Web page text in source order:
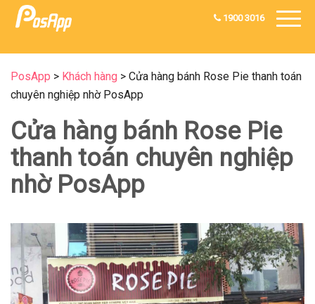
1900 3016
PosApp > Khách hàng > Cửa hàng bánh Rose Pie thanh toán
chuyên nghiệp nhờ PosApp
Cửa hàng bánh Rose Pie
thanh toán chuyên nghiệp
nhờ PosApp